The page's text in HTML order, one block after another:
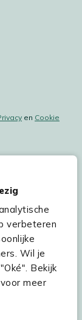
verbeteren
Wil je
Bekijk
meer
en Cookie